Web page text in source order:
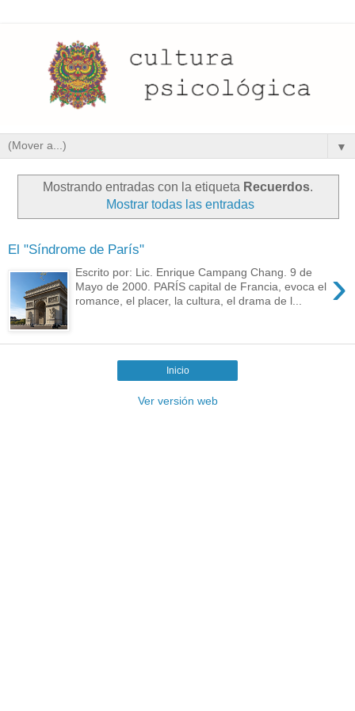
▼
Mostrando entradas con la etiqueta Recuerdos.
Mostrar todas las entradas
El "Síndrome de París"
›
Escrito por: Lic. Enrique Campang Chang. 9 de
Mayo de 2000. PARÍS capital de Francia, evoca el
romance, el placer, la cultura, el drama de l...
Inicio
Ver versión web